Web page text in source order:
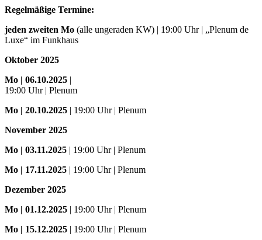
Regelmäßige Termine:
jeden zweiten Mo (alle ungeraden KW) | 19:00 Uhr | „Plenum de
Luxe“ im Funkhaus
Oktober 2025
Mo | 06.10.2025 |
19:00 Uhr | Plenum
Mo | 20.10.2025 | 19:00 Uhr | Plenum
November 2025
Mo | 03.11.2025 | 19:00 Uhr | Plenum
Mo | 17.11.2025 | 19:00 Uhr | Plenum
Dezember 2025
Mo | 01.12.2025 | 19:00 Uhr | Plenum
Mo | 15.12.2025 | 19:00 Uhr | Plenum